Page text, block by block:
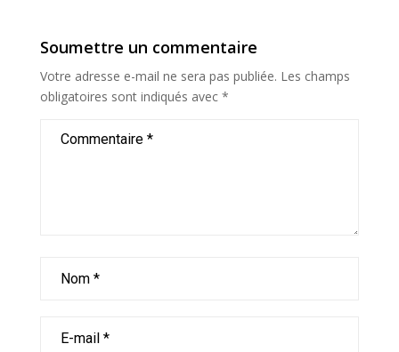
Soumettre un commentaire
Votre adresse e-mail ne sera pas publiée. Les champs
obligatoires sont indiqués avec *